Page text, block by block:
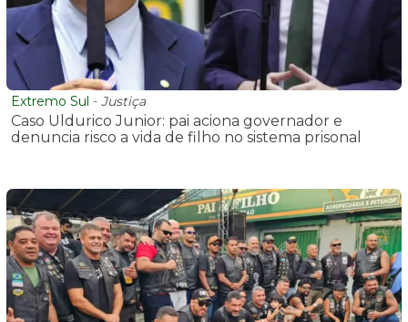
Extremo Sul - Justiça
Caso Uldurico Junior: pai aciona governador e
denuncia risco a vida de filho no sistema prisonal